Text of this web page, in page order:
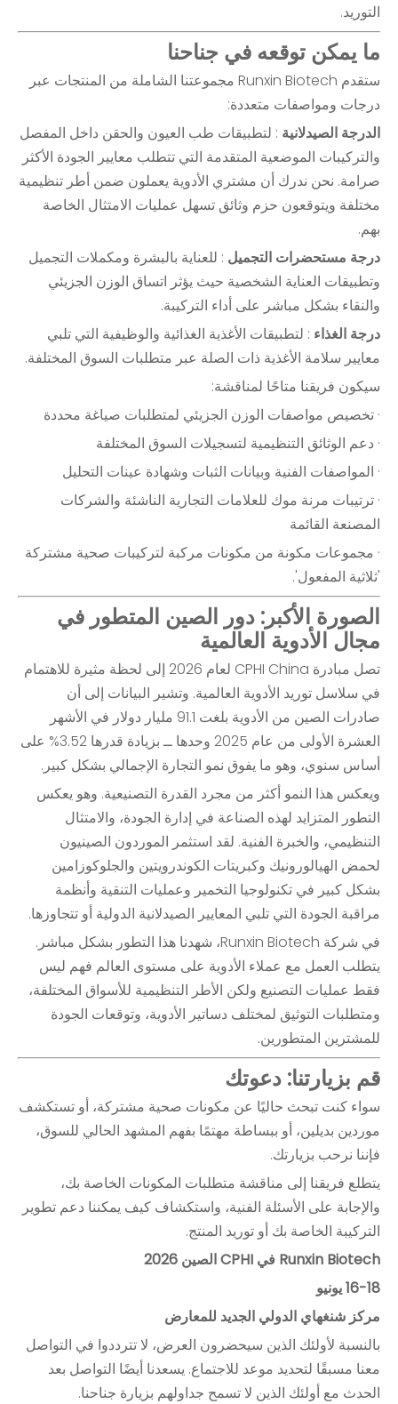
التوريد.
ما يمكن توقعه في جناحنا
ستقدم Runxin Biotech مجموعتنا الشاملة من المنتجات عبر
درجات ومواصفات متعددة:
الدرجة الصيدلانية : لتطبيقات طب العيون والحقن داخل المفصل
والتركيبات الموضعية المتقدمة التي تتطلب معايير الجودة الأكثر
صرامة. نحن ندرك أن مشتري الأدوية يعملون ضمن أطر تنظيمية
مختلفة ويتوقعون حزم وثائق تسهل عمليات الامتثال الخاصة
بهم.
درجة مستحضرات التجميل : للعناية بالبشرة ومكملات التجميل
وتطبيقات العناية الشخصية حيث يؤثر اتساق الوزن الجزيئي
والنقاء بشكل مباشر على أداء التركيبة.
درجة الغذاء : لتطبيقات الأغذية الغذائية والوظيفية التي تلبي
معايير سلامة الأغذية ذات الصلة عبر متطلبات السوق المختلفة.
سيكون فريقنا متاحًا لمناقشة:
· تخصيص مواصفات الوزن الجزيئي لمتطلبات صياغة محددة
· دعم الوثائق التنظيمية لتسجيلات السوق المختلفة
· المواصفات الفنية وبيانات الثبات وشهادة عينات التحليل
· ترتيبات مرنة موك للعلامات التجارية الناشئة والشركات
المصنعة القائمة
· مجموعات مكونة من مكونات مركبة لتركيبات صحية مشتركة
'ثلاثية المفعول'.
الصورة الأكبر: دور الصين المتطور في
مجال الأدوية العالمية
تصل مبادرة CPHI China لعام 2026 إلى لحظة مثيرة للاهتمام
في سلاسل توريد الأدوية العالمية. وتشير البيانات إلى أن
صادرات الصين من الأدوية بلغت 91.1 مليار دولار في الأشهر
العشرة الأولى من عام 2025 وحدها ــ بزيادة قدرها 3.52% على
أساس سنوي، وهو ما يفوق نمو التجارة الإجمالي بشكل كبير.
ويعكس هذا النمو أكثر من مجرد القدرة التصنيعية. وهو يعكس
التطور المتزايد لهذه الصناعة في إدارة الجودة، والامتثال
التنظيمي، والخبرة الفنية. لقد استثمر الموردون الصينيون
لحمض الهيالورونيك وكبريتات الكوندرويتين والجلوكوزامين
بشكل كبير في تكنولوجيا التخمير وعمليات التنقية وأنظمة
مراقبة الجودة التي تلبي المعايير الصيدلانية الدولية أو تتجاوزها.
في شركة Runxin Biotech، شهدنا هذا التطور بشكل مباشر.
يتطلب العمل مع عملاء الأدوية على مستوى العالم فهم ليس
فقط عمليات التصنيع ولكن الأطر التنظيمية للأسواق المختلفة،
ومتطلبات التوثيق لمختلف دساتير الأدوية، وتوقعات الجودة
للمشترين المتطورين.
قم بزيارتنا: دعوتك
سواء كنت تبحث حاليًا عن مكونات صحية مشتركة، أو تستكشف
موردين بديلين، أو ببساطة مهتمًا بفهم المشهد الحالي للسوق،
فإننا نرحب بزيارتك.
يتطلع فريقنا إلى مناقشة متطلبات المكونات الخاصة بك،
والإجابة على الأسئلة الفنية، واستكشاف كيف يمكننا دعم تطوير
التركيبة الخاصة بك أو توريد المنتج.
Runxin Biotech في CPHI الصين 2026
16-18 يونيو
مركز شنغهاي الدولي الجديد للمعارض
بالنسبة لأولئك الذين سيحضرون العرض، لا تترددوا في التواصل
معنا مسبقًا لتحديد موعد للاجتماع. يسعدنا أيضًا التواصل بعد
الحدث مع أولئك الذين لا تسمح جداولهم بزيارة جناحنا.